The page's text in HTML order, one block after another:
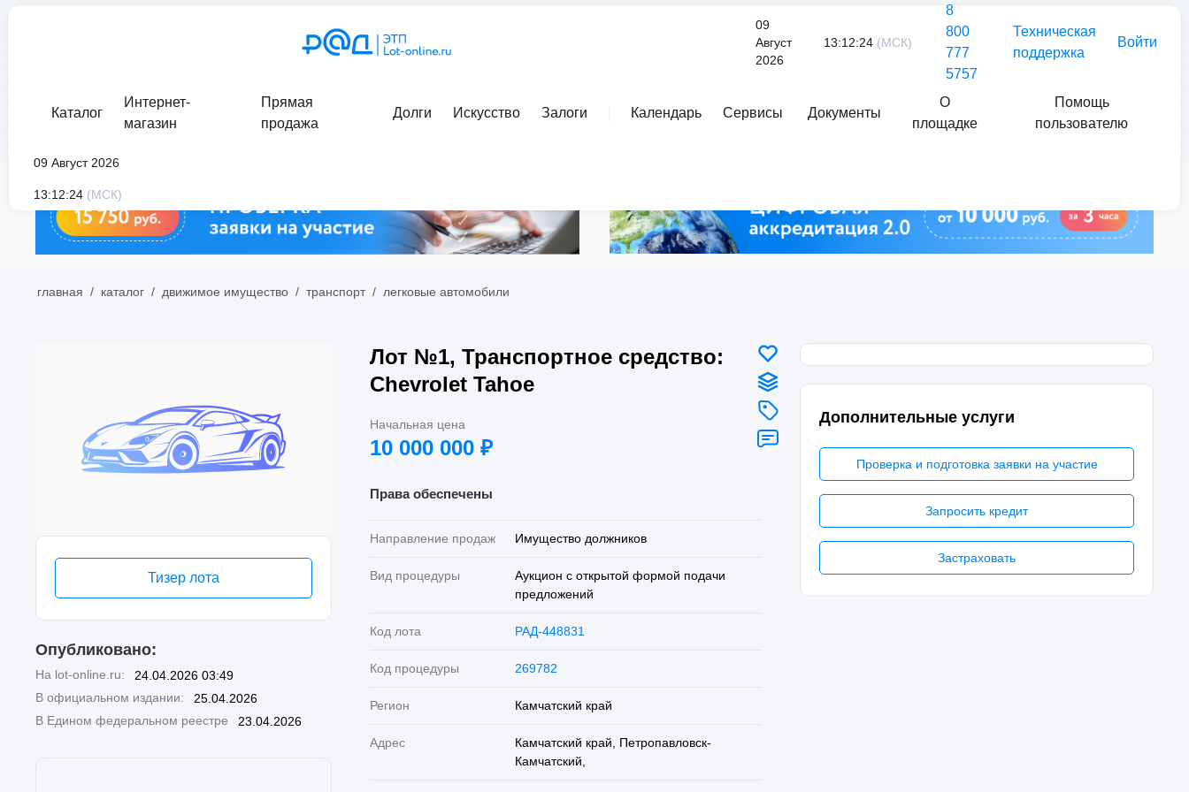
09
Август
2026
13:12:24 (МСК)
8
800
777
5757
Техническая
поддержка
Войти
Каталог
Интернет-
магазин
Прямая
продажа
Долги Искусство Залоги Календарь Сервисы Документы
О
площадке
Помощь
пользователю
09 Август 2026
13:12:24 (МСК)
главная / каталог / движимое имущество / транспорт / легковые автомобили
Дополнительные услуги
Проверка и подготовка заявки на участие
Запросить кредит
Застраховать
Тизер лота
Опубликовано:
На lot-online.ru:
24.04.2026 03:49
В официальном издании:
25.04.2026
В Едином федеральном реестре
23.04.2026
Лот №1, Транспортное средство:
Chevrolet Tahoe
Начальная цена
10 000 000 ₽
Права обеспечены
Направление продаж Имущество должников
Вид процедуры
Аукцион с открытой формой подачи
предложений
Код лота РАД-448831
Код процедуры 269782
Регион Камчатский край
Адрес
Камчатский край, Петропавловск-
Камчатский,